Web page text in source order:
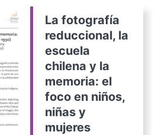
La fotografía
reduccional, la
escuela
chilena y la
memoria: el
foco en niños,
niñas y
mujeres